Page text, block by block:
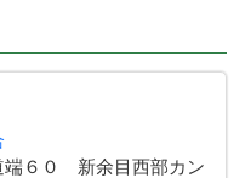
端６０ 新余目西部カン